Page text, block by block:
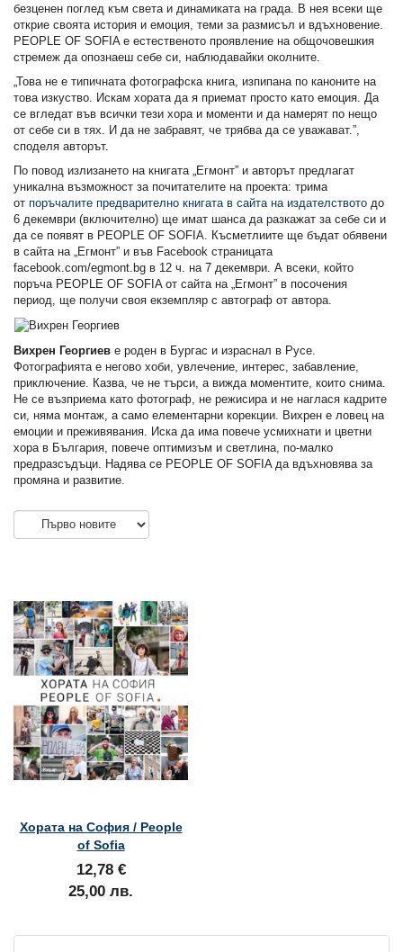
безценен поглед към света и динамиката на града. В нея всеки ще
открие своята история и емоция, теми за размисъл и вдъхновение.
PEOPLE OF SOFIA е естественото проявление на общочовешкия
стремеж да опознаеш себе си, наблюдавайки околните.
„Това не е типичната фотографска книга, изпипана по каноните на
това изкуство. Искам хората да я приемат просто като емоция. Да
се вгледат във всички тези хора и моменти и да намерят по нещо
от себе си в тях. И да не забравят, че трябва да се уважават.”,
споделя авторът.
По повод излизането на книгата „Егмонт” и авторът предлагат
уникална възможност за почитателите на проекта: трима
от поръчалите предварително книгата в сайта на издателството до
6 декември (включително) ще имат шанса да разкажат за себе си и
да се появят в PEOPLE OF SOFIA. Късметлиите ще бъдат обявени
в сайта на „Егмонт” и във Facebook страницата
facebook.com/egmont.bg в 12 ч. на 7 декември. А всеки, който
поръча PEOPLE OF SOFIA от сайта на „Егмонт” в посочения
период, ще получи своя екземпляр с автограф от автора.
Вихрен Георгиев е роден в Бургас и израснал в Русе.
Фотографията е негово хоби, увлечение, интерес, забавление,
приключение. Казва, че не търси, а вижда моментите, които снима.
Не се възприема като фотограф, не режисира и не наглася кадрите
си, няма монтаж, а само елементарни корекции. Вихрен е ловец на
емоции и преживявания. Иска да има повече усмихнати и цветни
хора в България, повече оптимизъм и светлина, по-малко
предразсъдъци. Надява се PEOPLE OF SOFIA да вдъхновява за
промяна и развитие.
Хората на София / People
of Sofia
12,78 €
25,00 лв.